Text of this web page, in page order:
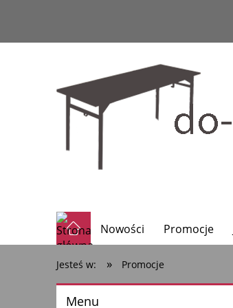
Nowości Promocje
Jesteś w: » Promocje
Menu